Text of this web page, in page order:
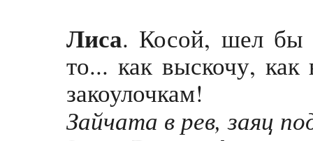
Лиса. Косой, шел бы
то... как выскочу,
закоулочкам!
Зайчата в рев, заяц